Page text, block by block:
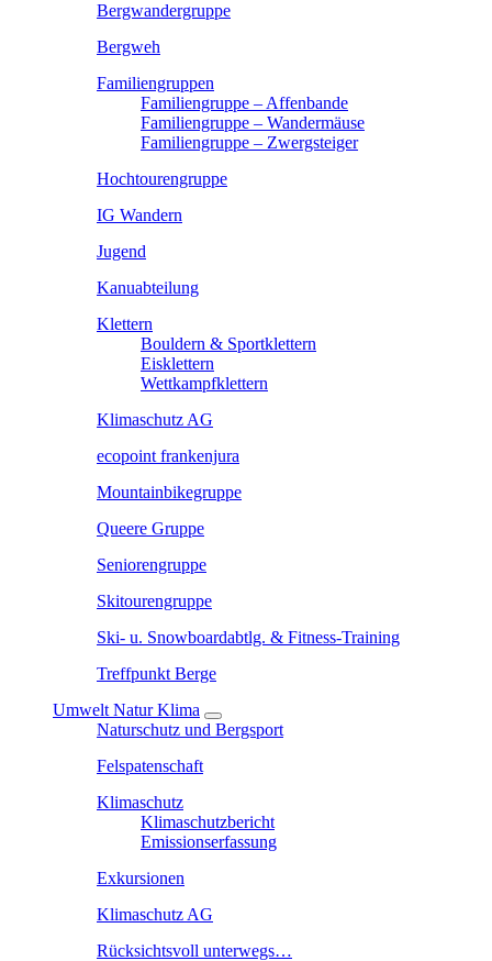
Bergwandergruppe
Bergweh
Familiengruppen
Familiengruppe – Affenbande
Familiengruppe – Wandermäuse
Familiengruppe – Zwergsteiger
Hochtourengruppe
IG Wandern
Jugend
Kanuabteilung
Klettern
Bouldern & Sportklettern
Eisklettern
Wettkampfklettern
Klimaschutz AG
ecopoint frankenjura
Mountainbikegruppe
Queere Gruppe
Seniorengruppe
Skitourengruppe
Ski- u. Snowboardabtlg. & Fitness-Training
Treffpunkt Berge
Umwelt Natur Klima
Naturschutz und Bergsport
Felspatenschaft
Klimaschutz
Klimaschutzbericht
Emissionserfassung
Exkursionen
Klimaschutz AG
Rücksichtsvoll unterwegs…